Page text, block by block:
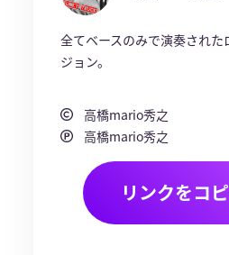
全てベースのみで演奏された
ジョン。
高橋mario秀之
高橋mario秀之
リンクをコ